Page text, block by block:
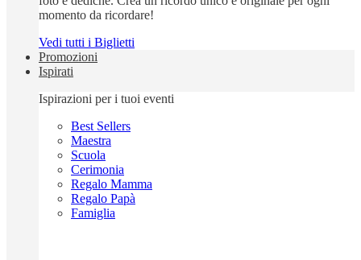
momento da ricordare!
Vedi tutti i Biglietti
Promozioni
Ispirati
Ispirazioni per i tuoi eventi
Best Sellers
Maestra
Scuola
Cerimonia
Regalo Mamma
Regalo Papà
Famiglia